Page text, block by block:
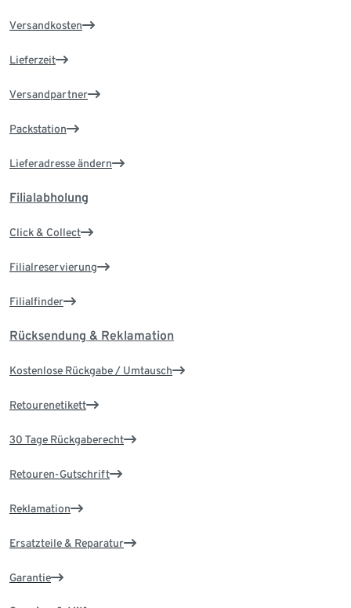
Versandkosten
Lieferzeit
Versandpartner
Packstation
Lieferadresse ändern
Filialabholung
Click & Collect
Filialreservierung
Filialfinder
Rücksendung & Reklamation
Kostenlose Rückgabe / Umtausch
Retourenetikett
30 Tage Rückgaberecht
Retouren-Gutschrift
Reklamation
Ersatzteile & Reparatur
Garantie